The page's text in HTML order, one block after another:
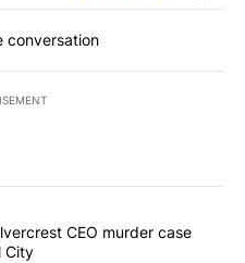
conversation
commented articles in the last
victim in Silvercrest CEO
CEO murder case
City